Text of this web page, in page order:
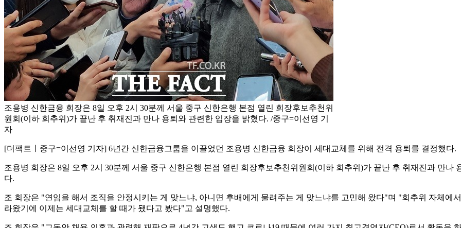
조용병 신한금융 회장은 8일 오후 2시 30분께 서울 중구 신한은행 본점 열린 회장후보추천위
원회(이하 회추위)가 끝난 후 취재진과 만나 용퇴와 관련한 입장을 밝혔다. /중구=이선영 기
자
[더팩트ㅣ중구=이선영 기자] 6년간 신한금융그룹을 이끌었던 조용병 신한금융 회장이 세대교체를 위해 전격 용퇴를 결정했다.
조용병 회장은 8일 오후 2시 30분께 서울 중구 신한은행 본점 열린 회장후보추천위원회(이하 회추위)가 끝난 후 취재진과 만
다.
조 회장은 "연임을 해서 조직을 안정시키는 게 맞느냐, 아니면 후배에게 물려주는 게 맞느냐를 고민해 왔다"며 "회추위 자체에
라왔기에 이제는 세대교체를 할 때가 됐다고 봤다"고 설명했다.